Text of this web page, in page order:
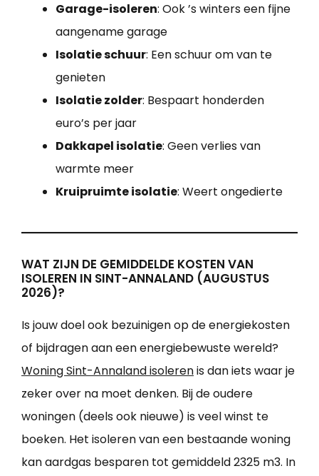
Garage-isoleren: Ook ’s winters een fijne
aangename garage
Isolatie schuur: Een schuur om van te
genieten
Isolatie zolder: Bespaart honderden
euro’s per jaar
Dakkapel isolatie: Geen verlies van
warmte meer
Kruipruimte isolatie: Weert ongedierte
WAT ZIJN DE GEMIDDELDE KOSTEN VAN
ISOLEREN IN SINT-ANNALAND (AUGUSTUS
2026)?
Is jouw doel ook bezuinigen op de energiekosten
of bijdragen aan een energiebewuste wereld?
Woning Sint-Annaland isolerenis dan iets waar je
zeker over na moet denken. Bij de oudere
woningen (deels ook nieuwe) is veel winst te
boeken. Het isoleren van een bestaande woning
kan aardgas besparen tot gemiddeld 2325 m3. In